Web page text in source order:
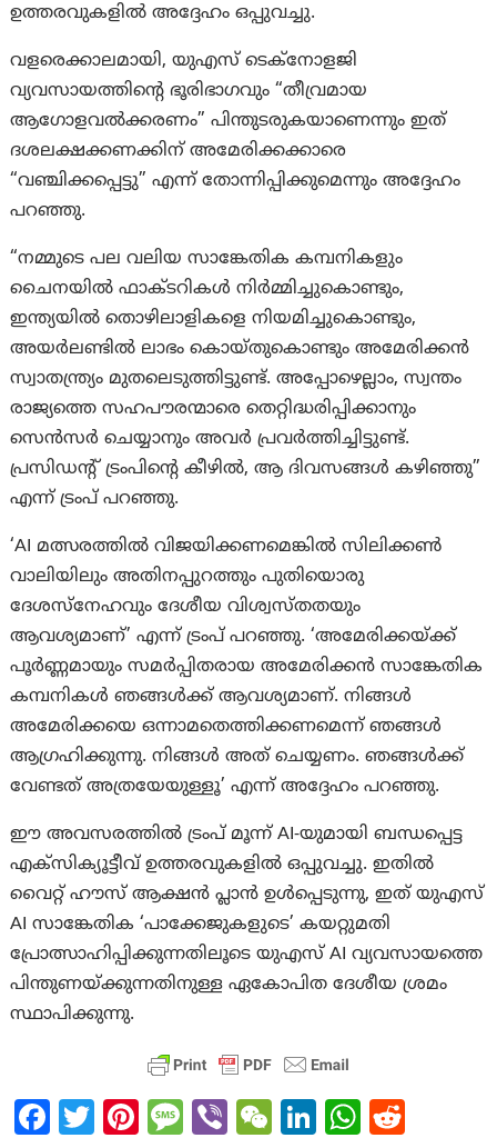
ഉത്തരവുകളിൽ അദ്ദേഹം ഒപ്പുവച്ചു.
വളരെക്കാലമായി, യുഎസ് ടെക്നോളജി
വ്യവസായത്തിന്റെ ഭൂരിഭാഗവും “തീവ്രമായ
ആഗോളവൽക്കരണം” പിന്തുടരുകയാണെന്നും ഇത്
ദശലക്ഷക്കണക്കിന് അമേരിക്കക്കാരെ
“വഞ്ചിക്കപ്പെട്ടു” എന്ന് തോന്നിപ്പിക്കുമെന്നും അദ്ദേഹം
പറഞ്ഞു.
“നമ്മുടെ പല വലിയ സാങ്കേതിക കമ്പനികളും
ചൈനയിൽ ഫാക്ടറികൾ നിർമ്മിച്ചുകൊണ്ടും,
ഇന്ത്യയിൽ തൊഴിലാളികളെ നിയമിച്ചുകൊണ്ടും,
അയർലണ്ടിൽ ലാഭം കൊയ്തുകൊണ്ടും അമേരിക്കൻ
സ്വാതന്ത്ര്യം മുതലെടുത്തിട്ടുണ്ട്. അപ്പോഴെല്ലാം, സ്വന്തം
രാജ്യത്തെ സഹപൗരന്മാരെ തെറ്റിദ്ധരിപ്പിക്കാനും
സെൻസർ ചെയ്യാനും അവർ പ്രവർത്തിച്ചിട്ടുണ്ട്.
പ്രസിഡന്റ് ട്രംപിന്റെ കീഴിൽ, ആ ദിവസങ്ങൾ കഴിഞ്ഞു”
എന്ന് ട്രം‌പ് പറഞ്ഞു.
‘AI മത്സരത്തിൽ വിജയിക്കണമെങ്കിൽ സിലിക്കൺ
വാലിയിലും അതിനപ്പുറത്തും പുതിയൊരു
ദേശസ്‌നേഹവും ദേശീയ വിശ്വസ്തതയും
ആവശ്യമാണ്’ എന്ന് ട്രംപ് പറഞ്ഞു. ‘അമേരിക്കയ്ക്ക്
പൂർണ്ണമായും സമർപ്പിതരായ അമേരിക്കൻ സാങ്കേതിക
കമ്പനികൾ ഞങ്ങൾക്ക് ആവശ്യമാണ്. നിങ്ങൾ
അമേരിക്കയെ ഒന്നാമതെത്തിക്കണമെന്ന് ഞങ്ങൾ
ആഗ്രഹിക്കുന്നു. നിങ്ങൾ അത് ചെയ്യണം. ഞങ്ങൾക്ക്
വേണ്ടത് അത്രയേയുള്ളൂ’ എന്ന് അദ്ദേഹം പറഞ്ഞു.
ഈ അവസരത്തിൽ ട്രംപ് മൂന്ന് AI-യുമായി ബന്ധപ്പെട്ട
എക്സിക്യൂട്ടീവ് ഉത്തരവുകളിൽ ഒപ്പുവച്ചു. ഇതിൽ
വൈറ്റ് ഹൗസ് ആക്ഷൻ പ്ലാൻ ഉൾപ്പെടുന്നു, ഇത് യുഎസ്
AI സാങ്കേതിക ‘പാക്കേജുകളുടെ’ കയറ്റുമതി
പ്രോത്സാഹിപ്പിക്കുന്നതിലൂടെ യുഎസ് AI വ്യവസായത്തെ
പിന്തുണയ്ക്കുന്നതിനുള്ള ഏകോപിത ദേശീയ ശ്രമം
സ്ഥാപിക്കുന്നു.
Fa T
Pi M Vi W Li W